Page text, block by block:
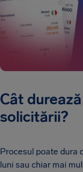
Cât
solicitării?
Procesul poate dura
luni sau chiar mai